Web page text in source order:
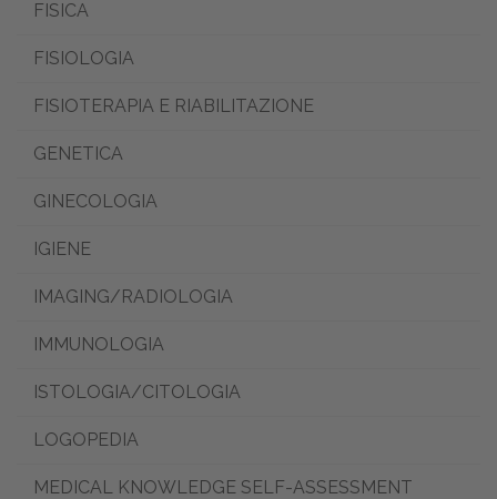
FISICA
FISIOLOGIA
FISIOTERAPIA E RIABILITAZIONE
GENETICA
GINECOLOGIA
IGIENE
IMAGING/RADIOLOGIA
IMMUNOLOGIA
ISTOLOGIA/CITOLOGIA
LOGOPEDIA
MEDICAL KNOWLEDGE SELF-ASSESSMENT